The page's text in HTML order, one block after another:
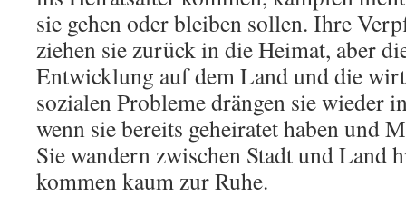
sie gehen oder bleiben sollen. Ihre
ziehen sie zurück in die Heimat, aber
Entwicklung auf dem Land und die
sozialen Probleme drängen sie wieder
wenn sie bereits geheiratet haben und
Sie wandern zwischen Stadt und Land
kommen kaum zur Ruhe.